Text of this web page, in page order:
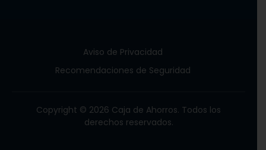
Aviso de Privacidad
Recomendaciones de Seguridad
Copyright © 2026 Caja de Ahorros. Todos los
derechos reservados.